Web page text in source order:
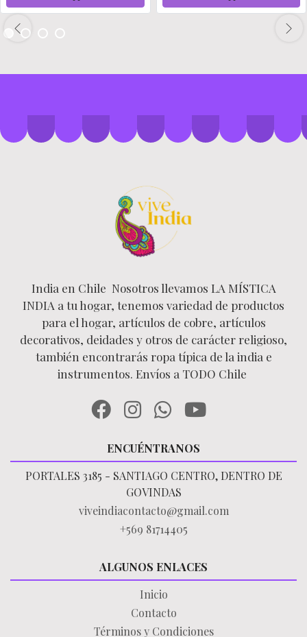
India en Chile Nosotros llevamos LA MÍSTICA
INDIA a tu hogar, tenemos variedad de productos
para el hogar, artículos de cobre, artículos
decorativos, deidades y otros de carácter religioso,
también encontrarás ropa típica de la india e
instrumentos. Envíos a TODO Chile
ENCUÉNTRANOS
PORTALES 3185 - SANTIAGO CENTRO, DENTRO DE
GOVINDAS
viveindiacontacto@gmail.com
+569 81714405
ALGUNOS ENLACES
Inicio
Contacto
Términos y Condiciones